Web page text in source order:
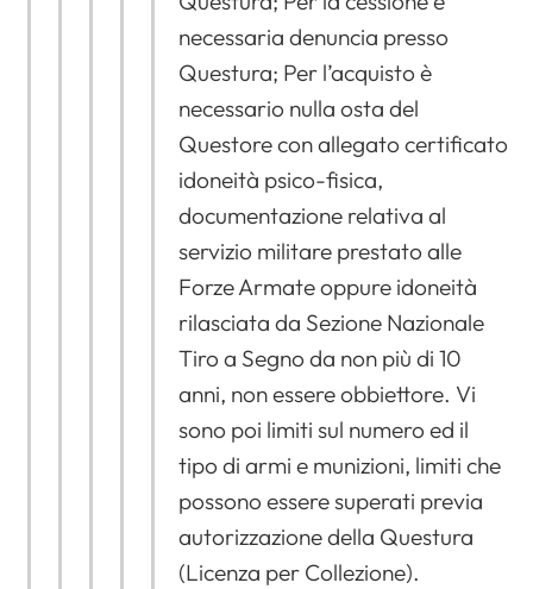
necessaria denuncia presso
Questura; Per l’acquisto è
necessario nulla osta del
Questore con allegato certificato
idoneità psico-fisica,
documentazione relativa al
servizio militare prestato alle
Forze Armate oppure idoneità
rilasciata da Sezione Nazionale
Tiro a Segno da non più di 10
anni, non essere obbiettore. Vi
sono poi limiti sul numero ed il
tipo di armi e munizioni, limiti che
possono essere superati previa
autorizzazione della Questura
(Licenza per Collezione).